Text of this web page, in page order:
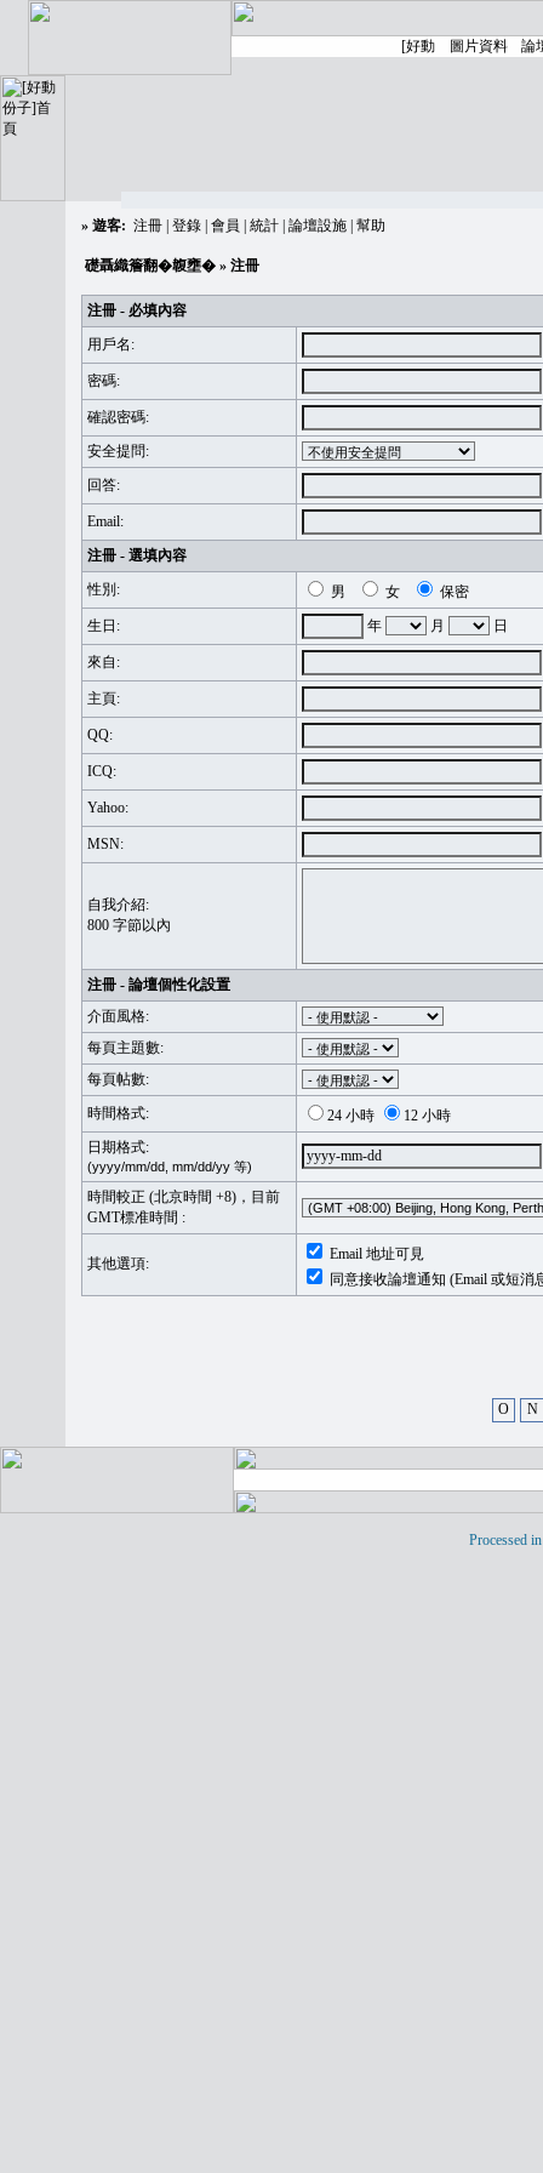
» 遊客: 注冊 登錄 會員 統計 論壇設施 幫助
礎聶織簷翻�䪖壅� » 注冊
注冊 - 必填內容
用戶名:
密碼:
確認密碼:
安全提問:
回答:
Email:
注冊 - 選填內容
性別:
男 女
保密
生日:
年 月 日
來自:
主頁:
QQ:
ICQ:
Yahoo:
MSN:
自我介紹:
800 字節以內
注冊 - 論壇個性化設置
介面風格:
每頁主題數:
每頁帖數:
時間格式:
24 小時
12 小時
日期格式:
(yyyy/mm/dd, mm/dd/yy 等)
時間較正 (北京時間 +8)，目前
GMT標准時間 :
其他選項:
Email 地址可見
同意接收論壇通知 (Email 或短消
O N
Processed